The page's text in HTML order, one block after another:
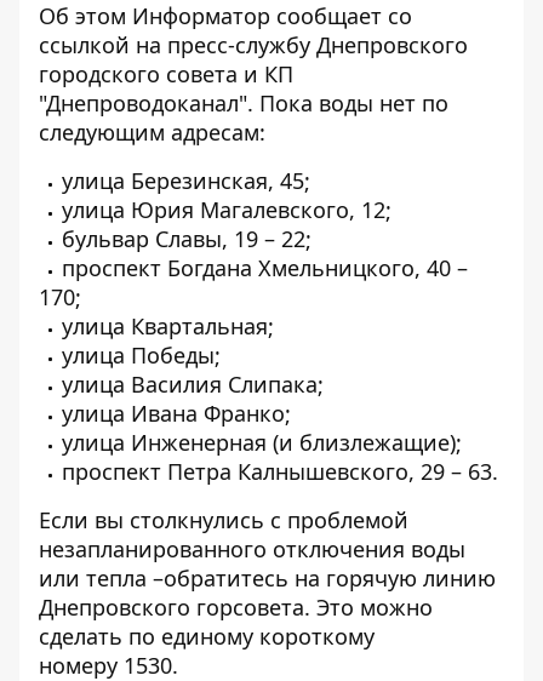
Об этом Информатор сообщает со
ссылкой на пресс-службу Днепровского
городского совета и КП
"Днепроводоканал". Пока воды нет по
следующим адресам:
улица Березинская, 45;
улица Юрия Магалевского, 12;
бульвар Славы, 19 – 22;
проспект Богдана Хмельницкого, 40 –
170;
улица Квартальная;
улица Победы;
улица Василия Слипака;
улица Ивана Франко;
улица Инженерная (и близлежащие);
проспект Петра Калнышевского, 29 – 63.
Если вы столкнулись с проблемой
незапланированного отключения воды
или тепла –обратитесь на горячую линию
Днепровского горсовета. Это можно
сделать по единому короткому
номеру 1530.